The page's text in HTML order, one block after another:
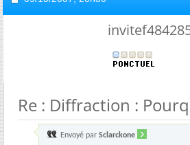
Re : Diffraction :
Envoyé par Sclarckone